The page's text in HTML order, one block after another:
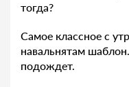
тогда?
Самое классное с
навальнятам
подождет.